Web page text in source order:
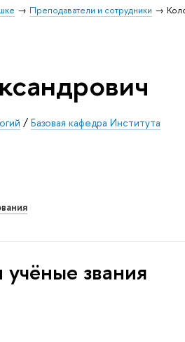
Преподаватели и сотрудники
/Базовая кафедра Института
звания